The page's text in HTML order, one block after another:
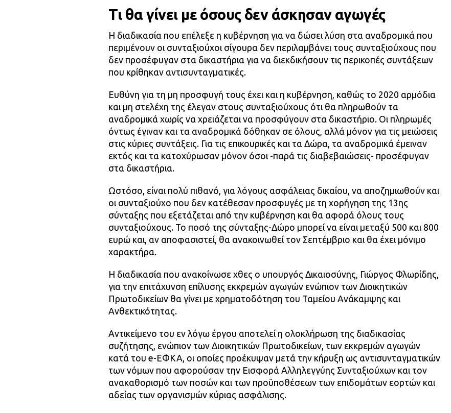
Τι θα γίνει με όσους δεν άσκησαν αγωγές
Η διαδικασία που επέλεξε η κυβέρνηση για να δώσει λύση στα αναδρομικά που
περιμένουν οι συνταξιούχοι σίγουρα δεν περιλαμβάνει τους συνταξιούχους που
δεν προσέφυγαν στα δικαστήρια για να διεκδικήσουν τις περικοπές συντάξεων
που κρίθηκαν αντισυνταγματικές.
Ευθύνη για τη μη προσφυγή τους έχει και η κυβέρνηση, καθώς το 2020 αρμόδια
και μη στελέχη της έλεγαν στους συνταξιούχους ότι θα πληρωθούν τα
αναδρομικά χωρίς να χρειάζεται να προσφύγουν στα δικαστήριο. Οι πληρωμές
όντως έγιναν και τα αναδρομικά δόθηκαν σε όλους, αλλά μόνον για τις μειώσεις
στις κύριες συντάξεις. Για τις επικουρικές και τα Δώρα, τα αναδρομικά έμειναν
εκτός και τα κατοχύρωσαν μόνον όσοι -παρά τις διαβεβαιώσεις- προσέφυγαν
στα δικαστήρια.
Ωστόσο, είναι πολύ πιθανό, για λόγους ασφάλειας δικαίου, να αποζημιωθούν και
οι συνταξιούχο που δεν κατέθεσαν προσφυγές με τη χορήγηση της 13ης
σύνταξης που εξετάζεται από την κυβέρνηση και θα αφορά όλους τους
συνταξιούχους. Το ποσό της σύνταξης-Δώρο μπορεί να είναι μεταξύ 500 και 800
ευρώ και, αν αποφασιστεί, θα ανακοινωθεί τον Σεπτέμβριο και θα έχει μόνιμο
χαρακτήρα.
Η διαδικασία που ανακοίνωσε χθες ο υπουργός Δικαιοσύνης, Γιώργος Φλωρίδης,
για την επιτάχυνση επίλυσης εκκρεμών αγωγών ενώπιον των Διοικητικών
Πρωτοδικείων θα γίνει με χρηματοδότηση του Ταμείου Ανάκαμψης και
Ανθεκτικότητας.
Αντικείμενο του εν λόγω έργου αποτελεί η ολοκλήρωση της διαδικασίας
συζήτησης, ενώπιον των Διοικητικών Πρωτοδικείων, των εκκρεμών αγωγών
κατά του e-ΕΦΚΑ, οι οποίες προέκυψαν μετά την κήρυξη ως αντισυνταγματικών
των νόμων που αφορούσαν την Εισφορά Αλληλεγγύης Συνταξιούχων και τον
ανακαθορισμό των ποσών και των προϋποθέσεων των επιδομάτων εορτών και
αδείας των οργανισμών κύριας ασφάλισης.